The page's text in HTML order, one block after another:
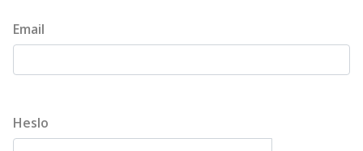
Email
Heslo